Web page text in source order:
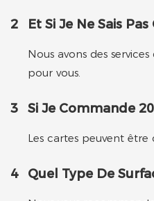
2 Et Si Je Ne Sais
Nous avons des
pour vous.
3 Si Je Commande
Les cartes peuvent être
4 Quel Type De